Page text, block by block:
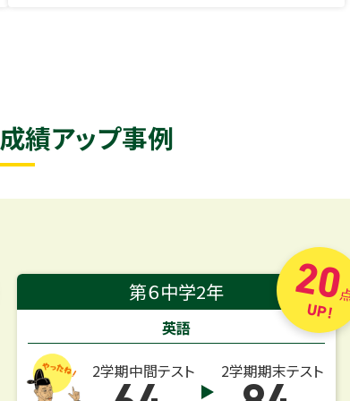
成績アップ事例
第６中学2年
英語
2学期中間テスト
2学期期末テスト
20
UP!